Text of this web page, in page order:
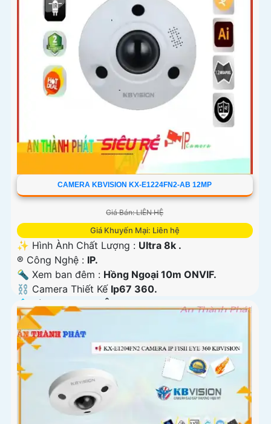
CAMERA KBVISION KX-E1224FN2-AB 12MP
Giá Bán: LIÊN HỆ
Giá Khuyến Mại: Liên hệ
✨ Hình Ành Chất Lượng : Ultra 8k .
®️ Công Nghệ : IP.
🔦 Xem ban đêm : Hồng Ngoại 10m ONVIF.
⛓ Camera Thiết Kế Ip67 360.
️💠 Tích Hợp :Thu Âm.